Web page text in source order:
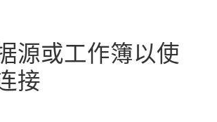
源或工作簿以使
接